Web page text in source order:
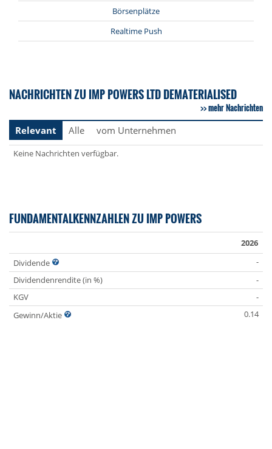
Börsenplätze
Realtime Push
NACHRICHTEN ZU IMP POWERS LTD DEMATERIALISED
mehr Nachrichten
Relevant
Alle vom Unternehmen
Keine Nachrichten verfügbar.
FUNDAMENTALKENNZAHLEN ZU IMP POWERS
2026
Dividende
-
Dividendenrendite (in %)
-
KGV
-
Gewinn/Aktie
0.14